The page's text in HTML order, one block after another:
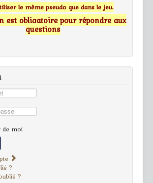
le même pseudo que dans le jeu.
est obligatoire pour répondre aux
questions
de moi
?
?